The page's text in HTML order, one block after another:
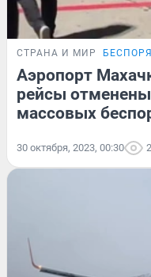
СТРАНА И МИР
Аэропорт
рейсы
массовых
30 октября, 2023, 00:30